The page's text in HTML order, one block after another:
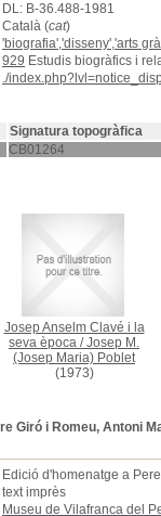
DL: B-36.488-1981
Català (cat)
'biografia','disseny','arts
929 Estudis biogràfics i
./
Signatura topogràfica
CB01264
Josep Anselm Clavé i la
seva època /Josep M.
(Josep Maria) Poblet
(1973)
Giró i Romeu, Antoni
Edició d'homenatge a
text imprès
Museu de Vilafranca del